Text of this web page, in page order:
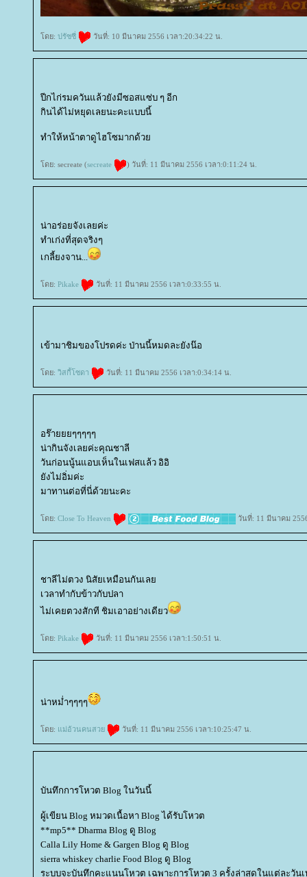
ดย: ปรัซซี่ วันที่: 10 มีนาคม 2556 เวลา:20:34:22 น.
ปีกไก่รมควันแล้วยังมีซอสแซ่บ ๆ อีก
กินได้ไม่หยุดเลยนะคะแบบนี้
ทำให้หน้าตาดูไฮโซมากด้ว
ดย: secreate (secreate ) วันที่: 11 มีนาคม 2556 เวลา:0:11:24 น.
น่าอร่อยจังเลยค่ะ
ทำเก่งที่สุดจริงๆ
เกลี้ยงจาน...
ดย: Pikake วันที่: 11 มีนาคม 2556 เวลา:0:33:55 น.
เข้ามาชิมของโปรดค่ะ ป่านนี้หมดละยังน๊อ
ดย: วิสกี้โซดา วันที่: 11 มีนาคม 2556 เวลา:0:34:14 น.
อร๊ายยยๆๆๆๆๆ
น่ากินจังเลยค่ะคุณชาลี
วันก่อนนู้นแอบเห็นในเฟสแล้ว อิอิ
ังไม่อิ่มค่ะ
มาทานต่อที่นี่ด้วยนะคะ
ดย: Close To Heaven วันที่: 11 มีนาคม
ชาลีไม่ตวง นิสัยเหมือนกันเล
เวลาทำกับข้าวกับปลา
ไม่เคยตวงสักที ชิมเอาอย่างเดียว
ดย: Pikake วันที่: 11 มีนาคม 2556 เวลา:1:50:51 น.
น่าหม่ำๆๆๆๆ
ดย: ม่อ้วนคนสว วันที่: 11 มีนาคม 2556 เวลา:10:25:47 น.
บันทึกการโหวต Blog ในวันนี้
ผู้เขียน Blog หมวดเนื้อหา Blog ได้รับโหวต
**mp5** Dharma Blog ดู Blog
Calla Lily Home & Gargen Blog ดู Blog
sierra whiskey charlie Food Blog ดู Blog
ระบบจะบันทึกคะแนนโหวต เฉพาะการโหวต 3 ครั้งล่าสุดในแต่ละวัน